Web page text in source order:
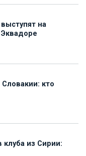
на
кто
из Сирии: